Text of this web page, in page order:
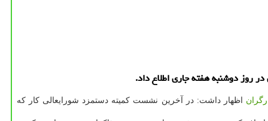
اظهار داشت: در آخرین نشست كمیته دستمزد شورایعالی كار كه